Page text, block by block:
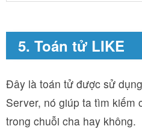
5. Toán tử LIKE
Đây là toán tử được sử
Server, nó giúp ta tìm kiếm
trong chuỗi cha hay không.